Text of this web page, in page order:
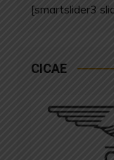
[smartslider3
CICAE